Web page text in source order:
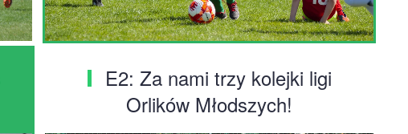
E2: Za nami trzy kolejki ligi
Orlików Młodszych!